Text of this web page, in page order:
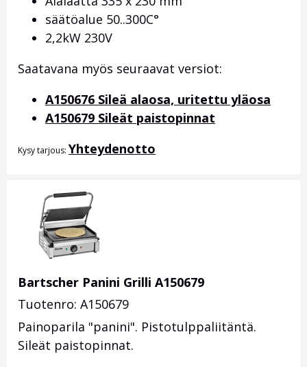
säätöalue 50..300C°
2,2kW 230V
Saatavana myös seuraavat versiot:
A150676 Sileä alaosa, uritettu yläosa
A150679 Sileät paistopinnat
Kysy tarjous: Yhteydenotto
Bartscher Panini Grilli A150679
Tuotenro: A150679
Painoparila "panini". Pistotulppaliitäntä.
Sileät paistopinnat.